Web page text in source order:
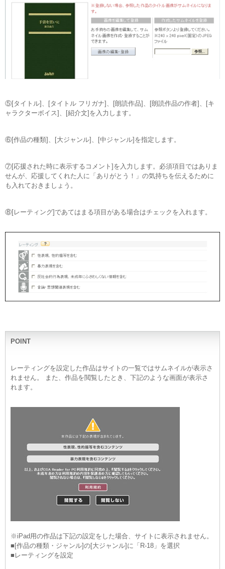
⑤[タイトル]、[タイトル フリガナ]、[朗読作品]、[朗読作品の作者]、[キ
ャラクターボイス]、[紹介文]を入力します。
⑥[作品の種類]、[大ジャンル]、[中ジャンル]を指定します。
⑦[応援された時に表示するコメント]を入力します。必須項目ではありま
せんが、応援してくれた人に「ありがとう！」の気持ちを伝えるために
も入れておきましょう。
⑧[レーティング]であてはまる項目がある場合はチェックを入れます。
POINT
レーティングを設定した作品はサイトの一覧ではサムネイルが表示さ
れません。 また、作品を閲覧したとき、下記のような画面が表示さ
れます。
※iPad用の作品は下記の設定をした場合、サイトに表示されません。
■[作品の種類・ジャンル]の[大ジャンル]に「R-18」を選択
■レーティングを設定